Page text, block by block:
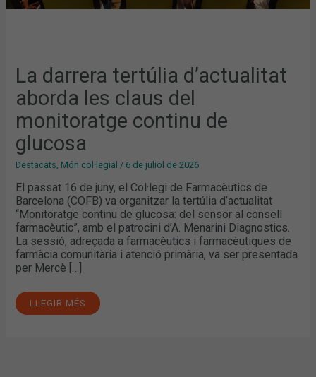
La darrera tertúlia d’actualitat
aborda les claus del
monitoratge continu de
glucosa
Destacats, Món col·legial / 6 de juliol de 2026
El passat 16 de juny, el Col·legi de Farmacèutics de
Barcelona (COFB) va organitzar la tertúlia d’actualitat
“Monitoratge continu de glucosa: del sensor al consell
farmacèutic”, amb el patrocini d’A. Menarini Diagnostics.
La sessió, adreçada a farmacèutics i farmacèutiques de
farmàcia comunitària i atenció primària, va ser presentada
per Mercè […]
LLEGIR MÉS